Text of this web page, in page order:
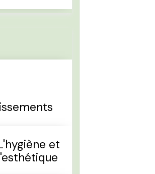
et